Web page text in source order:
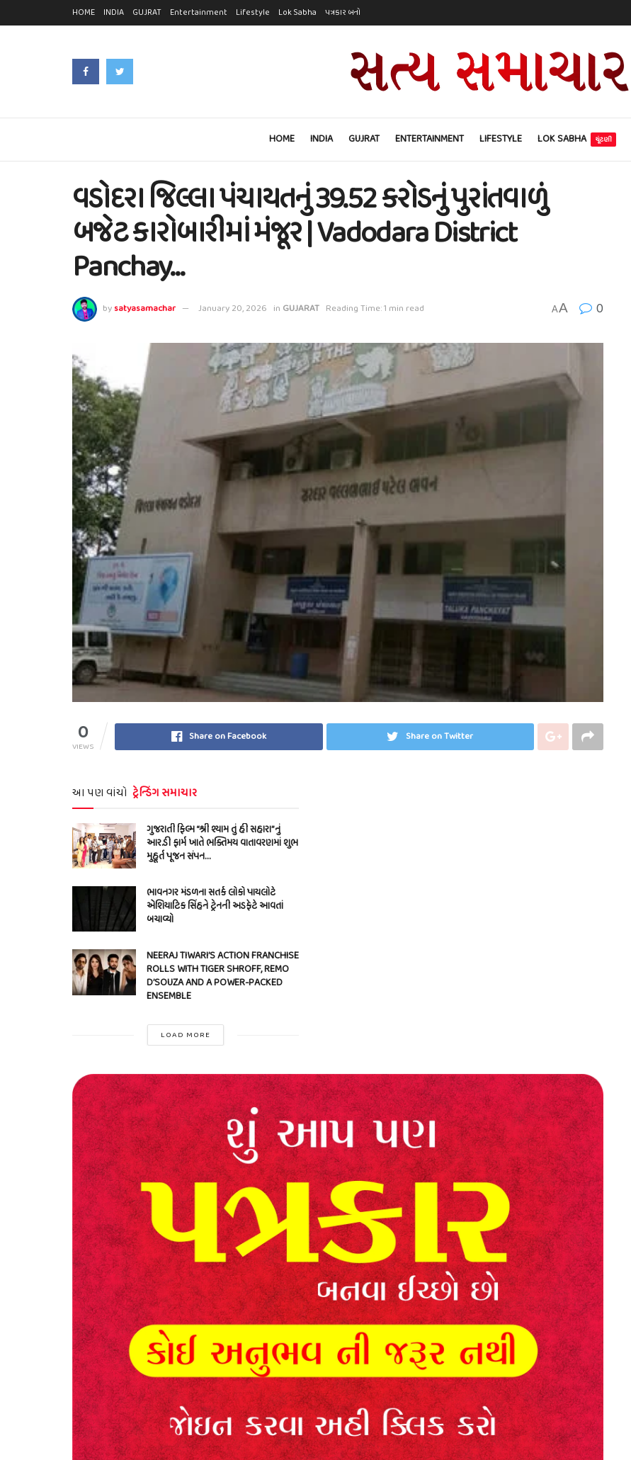
HOME INDIA GUJRAT Entertainment Lifestyle Lok Sabha પત્રકાર બનો
HOME INDIA GUJRAT ENTERTAINMENT LIFESTYLE LOK SABHA ચૂંટણી
વડોદરા જિલ્લા પંચાયતનું 39.52 કરોડનું પુરાંતવાળું
બજેટ કારોબારીમાં મંજૂર | Vadodara District
Panchay…
bysatyasamachar January 20, 2026 in GUJARAT Reading Time: 1 min read AA 0
0
VIEWS
Share on Facebook Share on Twitter
આ પણ વાંચો ટ્રેન્ડિંગ સમાચાર
ગુજરાતી ફિલ્મ “શ્રી શ્યામ તું હી સહારા”નું
આર.ડી ફાર્મ ખાતે ભક્તિમય વાતાવરણમાં શુભ
મુહૂર્ત પૂજન સંપન…
ભાવનગર મંડળના સતર્ક લોકો પાયલોટે
એશિયાટિક સિંહને ટ્રેનની અડફેટે આવતાં
બચાવ્યો
NEERAJ TIWARI’S ACTION FRANCHISE
ROLLS WITH TIGER SHROFF, REMO
D’SOUZA AND A POWER-PACKED
ENSEMBLE
LOAD MORE